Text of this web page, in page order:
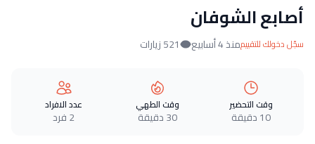
أصابع الشوفان
سجّل دخولك للتقييممنذ 4 أسابيع 521 زيارات
وقت التحضير
10 دقيقة
وقت الطهي
30 دقيقة
عدد الافراد
2 فرد